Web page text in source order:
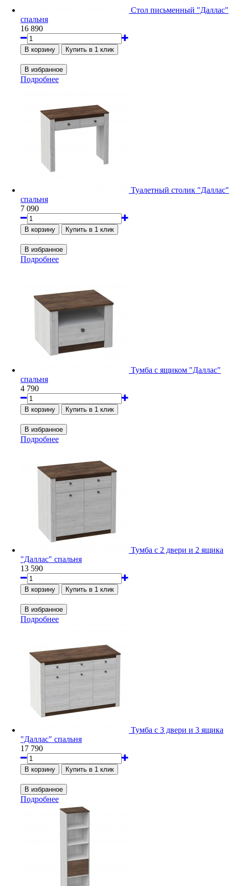
Стол письменный "Даллас"
спальня
16 890
Подробнее
Туалетный столик "Даллас"
спальня
7 090
Подробнее
Тумба с ящиком "Даллас"
спальня
4 790
Подробнее
Тумба с 2 двери и 2 ящика
"Даллас" спальня
13 590
Подробнее
Тумба с 3 двери и 3 ящика
"Даллас" спальня
17 790
Подробнее